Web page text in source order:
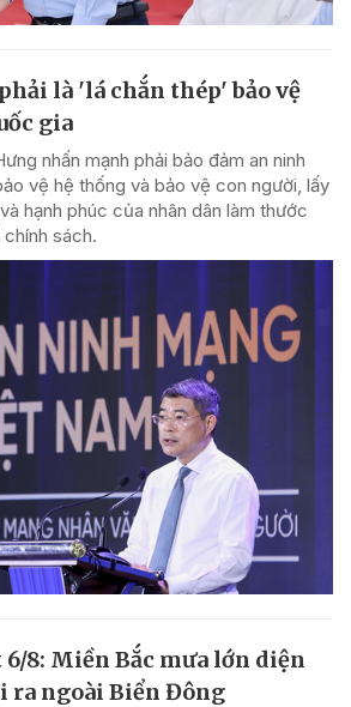
là 'lá chắn thép' bảo vệ
gia
nhấn mạnh phải bảo đảm an ninh
vệ hệ thống và bảo vệ con người, lấy
hạnh phúc của nhân dân làm thước
sách.
8: Miền Bắc mưa lớn diện
ra ngoài Biển Đông